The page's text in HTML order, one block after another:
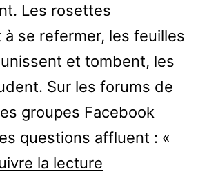
Les rosettes
se refermer, les feuilles
et tombent, les
Sur les forums de
groupes Facebook
questions affluent : «
la lecture